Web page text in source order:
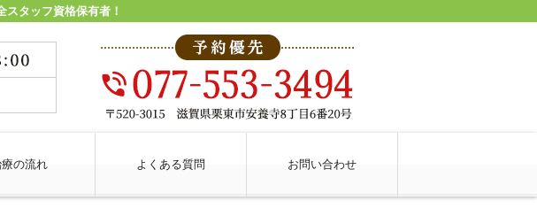
タッフ資格保有者！
の流れ よくある質問 お問い合わせ